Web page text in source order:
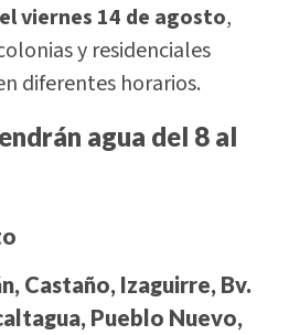
viernes 14 de agosto,
y residenciales
diferentes horarios.
agua del 8 al
Castaño, Izaguirre, Bv.
Pueblo Nuevo,